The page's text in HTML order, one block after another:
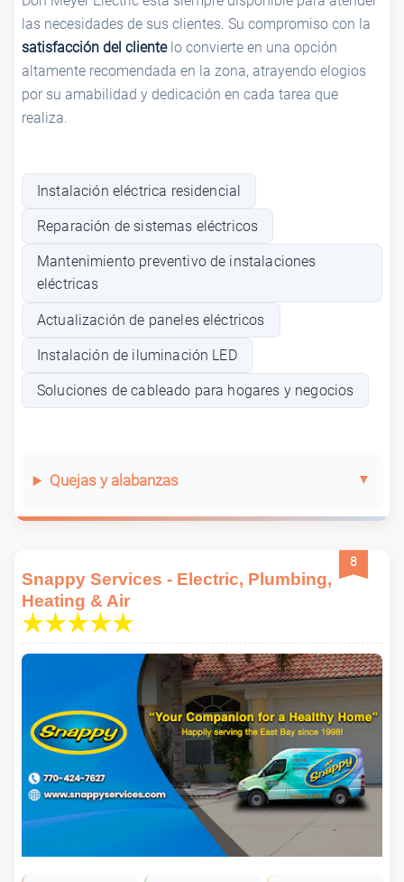
las necesidades de sus clientes. Su compromiso con la
satisfacción del clientelo convierte en una opción
altamente recomendada en la zona, atrayendo elogios
por su amabilidad y dedicación en cada tarea que
realiza.
Instalación eléctrica residencial
Reparación de sistemas eléctricos
Mantenimiento preventivo de instalaciones
eléctricas
Actualización de paneles eléctricos
Instalación de iluminación LED
Soluciones de cableado para hogares y negocios
Quejas y alabanzas
8
Snappy Services - Electric, Plumbing,
Heating & Air